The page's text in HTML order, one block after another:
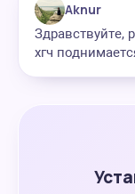
Aknur
Здравствуйте,
хгч